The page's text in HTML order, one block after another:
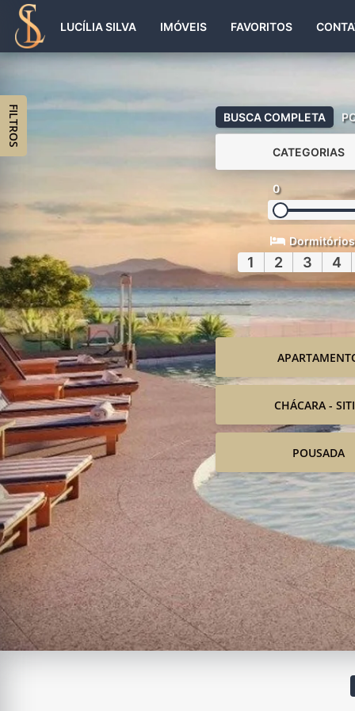
LUCÍLIA SILVA IMÓVEIS FAVORITOS
BUSCA COMPLETA
CATEGORIAS
0
Dormitórios
1 2 3 4
CHÁCARA -
POUSADA
FILTROS